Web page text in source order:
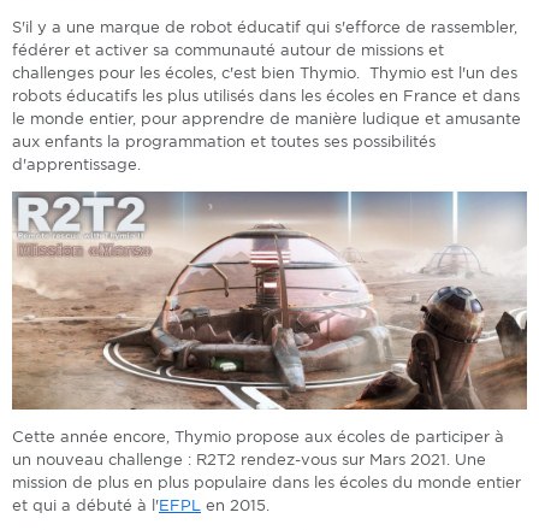
S'il y a une marque de robot éducatif qui s'efforce de rassembler,
fédérer et activer sa communauté autour de missions et
challenges pour les écoles, c'est bien Thymio. Thymio est l'un des
robots éducatifs les plus utilisés dans les écoles en France et dans
le monde entier, pour apprendre de manière ludique et amusante
aux enfants la programmation et toutes ses possibilités
d'apprentissage.
Cette année encore, Thymio propose aux écoles de participer à
un nouveau challenge : R2T2 rendez-vous sur Mars 2021. Une
mission de plus en plus populaire dans les écoles du monde entier
et qui a débuté à l'EFPL en 2015.